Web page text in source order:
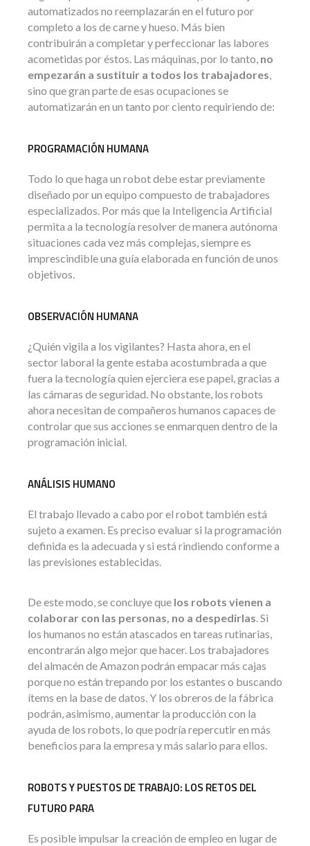
automatizados no reemplazarán en el futuro por
completo a los de carne y hueso. Más bien
contribuirán a completar y perfeccionar las labores
acometidas por éstos. Las máquinas, por lo tanto, no
empezarán a sustituir a todos los trabajadores,
sino que gran parte de esas ocupaciones se
automatizarán en un tanto por ciento requiriendo de:
PROGRAMACIÓN HUMANA
Todo lo que haga un robot debe estar previamente
diseñado por un equipo compuesto de trabajadores
especializados. Por más que la Inteligencia Artificial
permita a la tecnología resolver de manera autónoma
situaciones cada vez más complejas, siempre es
imprescindible una guía elaborada en función de unos
objetivos.
OBSERVACIÓN HUMANA
¿Quién vigila a los vigilantes? Hasta ahora, en el
sector laboral la gente estaba acostumbrada a que
fuera la tecnología quien ejerciera ese papel, gracias a
las cámaras de seguridad. No obstante, los robots
ahora necesitan de compañeros humanos capaces de
controlar que sus acciones se enmarquen dentro de la
programación inicial.
ANÁLISIS HUMANO
El trabajo llevado a cabo por el robot también está
sujeto a examen. Es preciso evaluar si la programación
definida es la adecuada y si está rindiendo conforme a
las previsiones establecidas.
De este modo, se concluye que los robots vienen a
colaborar con las personas, no a despedirlas. Si
los humanos no están atascados en tareas rutinarias,
encontrarán algo mejor que hacer. Los trabajadores
del almacén de Amazon podrán empacar más cajas
porque no están trepando por los estantes o buscando
ítems en la base de datos. Y los obreros de la fábrica
podrán, asimismo, aumentar la producción con la
ayuda de los robots, lo que podría repercutir en más
beneficios para la empresa y más salario para ellos.
ROBOTS Y PUESTOS DE TRABAJO: LOS RETOS DEL
FUTURO PARA
Es posible impulsar la creación de empleo en lugar de